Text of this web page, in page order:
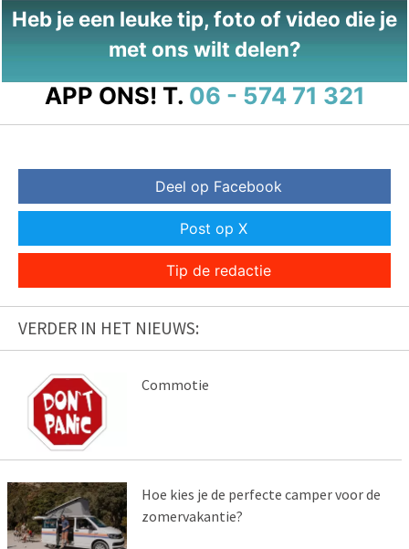
Heb je een leuke tip, foto of video die je
met ons wilt delen?
APP ONS! T. 06 - 574 71 321
Deel op Facebook
Post op X
Tip de redactie
VERDER IN HET NIEUWS:
Commotie
Hoe kies je de perfecte camper voor de
zomervakantie?